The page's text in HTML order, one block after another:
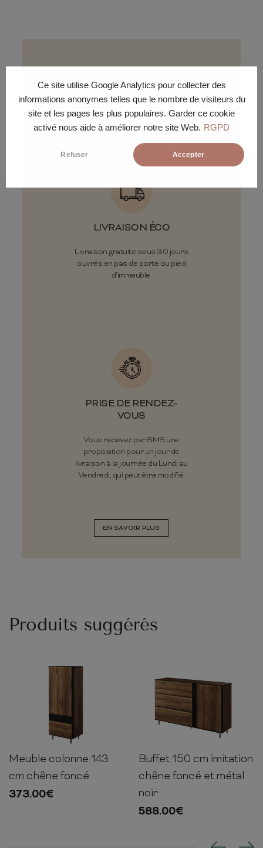
Ce site utilise Google Analytics pour collecter des
informations anonymes telles que le nombre de visiteurs du
site et les pages les plus populaires. Garder ce cookie
activé nous aide à améliorer notre site Web. RGPD
Refuser Accepter
Conditions de
livraison
LIVRAISON ÉCO
Livraison gratuite sous 30 jours
ouvrés en pas de porte ou pied
d'immeuble.
PRISE DE RENDEZ-
VOUS
Vous recevez par SMS une
proposition pour un jour de
livraison à la journée du Lundi au
Vendredi, qui peut être modifié.
EN SAVOIR PLUS
Produits suggérés
143cm 55cm 41cm
Meuble colonne 143
cm chêne foncé
373.00€
91cm 150cm 41cm
Buffet 150 cm imitation
chêne foncé et métal
noir
588.00€